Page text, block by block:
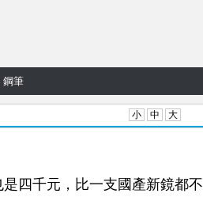
鋼筆
小 中 大
四千元，比一支國產新鏡都不